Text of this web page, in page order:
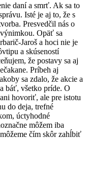
daní a smrť. Ak sa to
Isté je aj to, že s
Presvedčil nás o
Opäť sa
Jaroš a hoci nie je
a skúseností
že postavy sa aj
Príbeh aj
sa zdalo, že akcie a
báť, všetko príde. O
hovoriť, ale pre istotu
do deja, trefné
úctyhodné
môžem iba
čím skôr zahĺbiť